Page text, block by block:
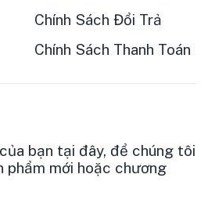
Chính Sách Đổi Trả
Chính Sách Thanh Toán
bạn tại đây, để chúng tôi
phẩm mới hoặc chương